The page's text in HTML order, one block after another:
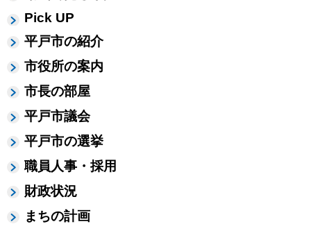
Pick UP
平戸市の紹介
市役所の案内
市長の部屋
平戸市議会
平戸市の選挙
職員人事・採用
財政状況
まちの計画